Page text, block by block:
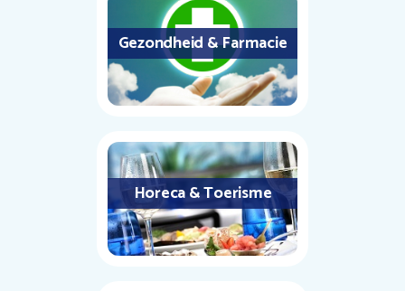
Gezondheid & Farmacie
Horeca & Toerisme